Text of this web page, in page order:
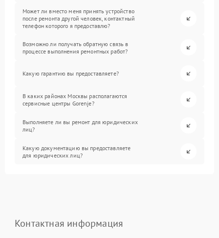
Может ли вместо меня принять устройство
после ремонта другой человек, контактный
телефон которого я предоставлю?
Возможно ли получать обратную связь в
процессе выполнения ремонтных работ?
Какую гарантию вы предоставляете?
В каких районах Москвы располагаются
сервисные центры Gorenje?
Выполняете ли вы ремонт для юридических
лиц?
Какую документацию вы предоставляете
для юридических лиц?
Контактная информация